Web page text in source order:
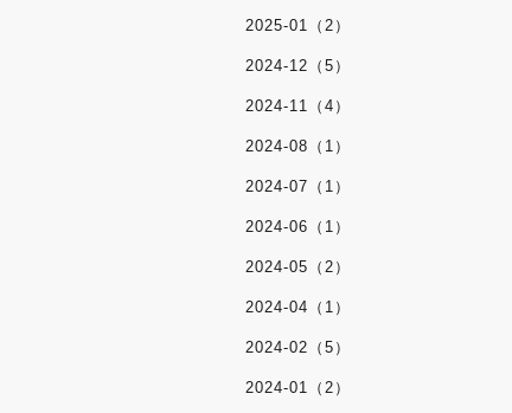
2025-01（2）
2024-12（5）
2024-11（4）
2024-08（1）
2024-07（1）
2024-06（1）
2024-05（2）
2024-04（1）
2024-02（5）
2024-01（2）